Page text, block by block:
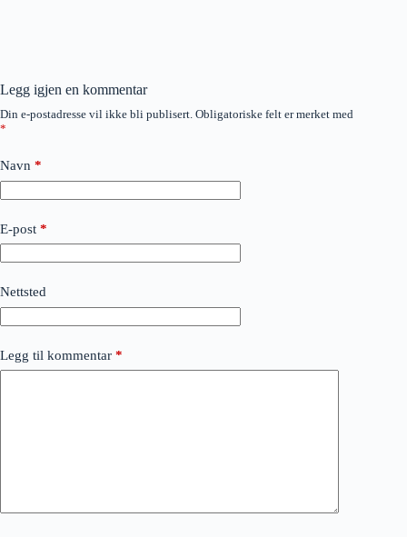
Legg igjen en kommentar
Din e-postadresse vil ikke bli publisert. Obligatoriske felt er merket med
*
Navn *
E-post *
Nettsted
Legg til kommentar *